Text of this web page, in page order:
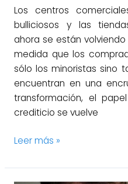
Los centros
bulliciosos y las
ahora se están
medida que los
sólo los minoristas sino
encuentran en una
transformación, el
crediticio se vuelve
Leer más »